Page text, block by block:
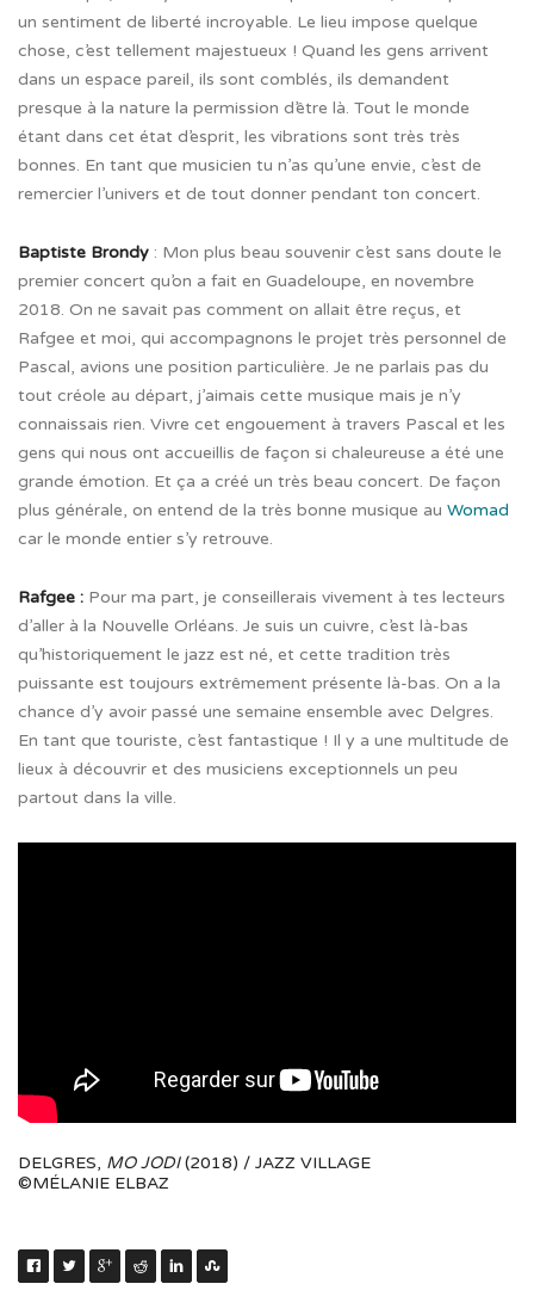
un sentiment de liberté incroyable. Le lieu impose quelque
chose, c’est tellement majestueux ! Quand les gens arrivent
dans un espace pareil, ils sont comblés, ils demandent
presque à la nature la permission d’être là. Tout le monde
étant dans cet état d’esprit, les vibrations sont très très
bonnes. En tant que musicien tu n’as qu’une envie, c’est de
remercier l’univers et de tout donner pendant ton concert.
Baptiste Brondy : Mon plus beau souvenir c’est sans doute le
premier concert qu’on a fait en Guadeloupe, en novembre
2018. On ne savait pas comment on allait être reçus, et
Rafgee et moi, qui accompagnons le projet très personnel de
Pascal, avions une position particulière. Je ne parlais pas du
tout créole au départ, j’aimais cette musique mais je n’y
connaissais rien. Vivre cet engouement à travers Pascal et les
gens qui nous ont accueillis de façon si chaleureuse a été une
grande émotion. Et ça a créé un très beau concert. De façon
plus générale, on entend de la très bonne musique au Womad
car le monde entier s’y retrouve.
Rafgee : Pour ma part, je conseillerais vivement à tes lecteurs
d’aller à la Nouvelle Orléans. Je suis un cuivre, c’est là-bas
qu’historiquement le jazz est né, et cette tradition très
puissante est toujours extrêmement présente là-bas. On a la
chance d’y avoir passé une semaine ensemble avec Delgres.
En tant que touriste, c’est fantastique ! Il y a une multitude de
lieux à découvrir et des musiciens exceptionnels un peu
partout dans la ville.
DELGRES, MO JODI(2018) / JAZZ VILLAGE
©MÉLANIE ELBAZ